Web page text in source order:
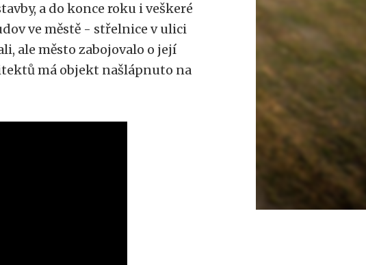
a do konce roku i veškeré
ve městě - střelnice v ulici
ale město zabojovalo o její
má objekt našlápnuto na